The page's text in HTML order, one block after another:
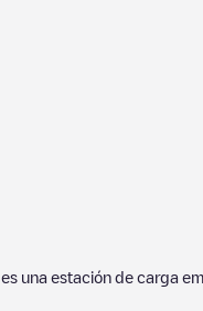
es una estación de carga